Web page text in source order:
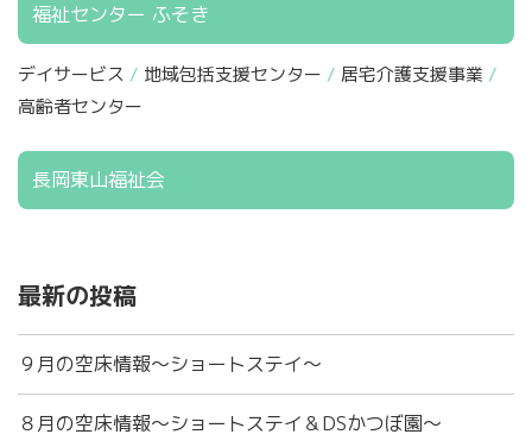
福祉センター ふそき
デイサービス 地域包括支援センター
居宅介護支援事業
高齢者センター
長岡東山福祉会
最新の投稿
９月の空床情報～ショートステイ～
８月の空床情報～ショートステイ＆DSかつぼ園～